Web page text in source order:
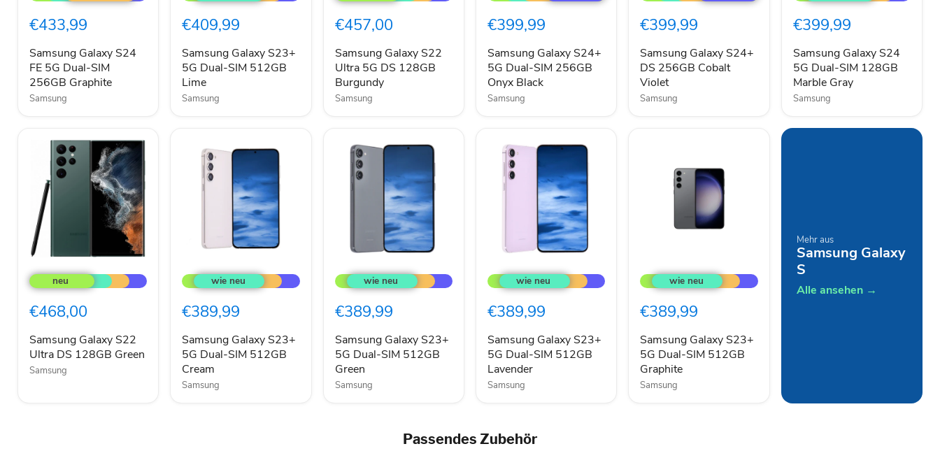
5G
SIM
256GB
Graphite
€433,99
Samsung Galaxy S24
FE 5G Dual-SIM
256GB Graphite
Samsung
Dual-
512GB
Lime
€409,99
Samsung Galaxy S23+
5G Dual-SIM 512GB
Lime
Samsung
5G
128GB
Burgundy
€457,00
Samsung Galaxy S22
Ultra 5G DS 128GB
Burgundy
Samsung
Dual-
256GB
Onyx
Black
€399,99
Samsung Galaxy S24+
5G Dual-SIM 256GB
Onyx Black
Samsung
256GB
Violet
€399,99
Samsung Galaxy S24+
DS 256GB Cobalt
Violet
Samsung
Dual-
128GB
Marble
Gray
€399,99
Samsung Galaxy S24
5G Dual-SIM 128GB
Marble Gray
Samsung
Galaxy
S22
DS
Green
€468,00
Samsung Galaxy S22
Ultra DS 128GB Green
Samsung
Galaxy
S23+
Dual-
512GB
Cream
€389,99
Samsung Galaxy S23+
5G Dual-SIM 512GB
Cream
Samsung
Galaxy
S23+
Dual-
512GB
Green
€389,99
Samsung Galaxy S23+
5G Dual-SIM 512GB
Green
Samsung
Galaxy
S23+
Dual-
512GB
Lavender
€389,99
Samsung Galaxy S23+
5G Dual-SIM 512GB
Lavender
Samsung
Galaxy
S23+
Dual-
512GB
Graphite
€389,99
Samsung Galaxy S23+
5G Dual-SIM 512GB
Graphite
Samsung
Mehr aus
Samsung Galaxy
S
Alle ansehen →
Passendes Zubehör